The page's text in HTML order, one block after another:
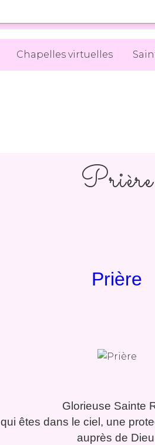
Chapelles virtuelles
Prière
Prière
Glorieuse Sainte
qui êtes dans le ciel, une
auprès de